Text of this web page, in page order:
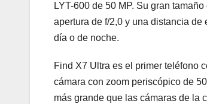
LYT-600 de 50 MP. Su gran
apertura de f/2,0 y una distancia
día o de noche.
Find X7 Ultra es el primer teléfono
cámara con zoom periscópico de
más grande que las cámaras de la